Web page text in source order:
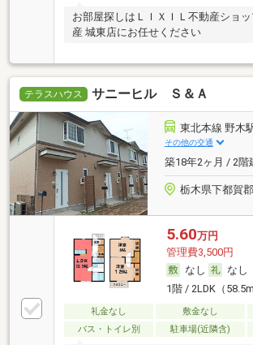
お部屋探しはＬＩＸＩＬ不動産ショ
産 城東店にお任せください
テラスハウス サニーヒル Ｓ＆Ａ
東北本線 野木
その他の交通
築18年2ヶ月 / 2階
栃木県下都賀
5.60万円
管理費3,500円
なし
なし
1階 / 2LDK（58.5m
礼金なし 敷金なし
バス・トイレ別
駐車場(近隣含)